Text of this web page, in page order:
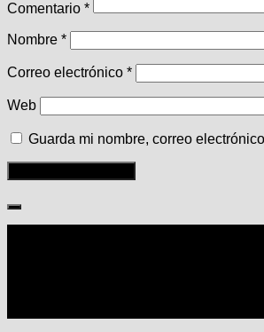
Comentario *
Nombre *
Correo electrónico *
Web
Guarda mi nombre, correo